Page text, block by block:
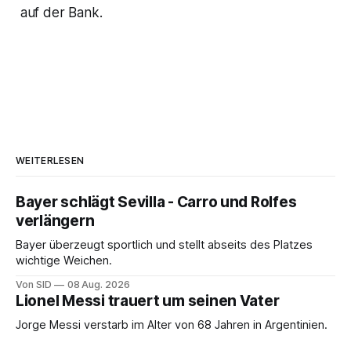
auf der Bank.
WEITERLESEN
Bayer schlägt Sevilla - Carro und Rolfes
verlängern
Bayer überzeugt sportlich und stellt abseits des Platzes
wichtige Weichen.
Von SID 08 Aug. 2026
Lionel Messi trauert um seinen Vater
Jorge Messi verstarb im Alter von 68 Jahren in Argentinien.